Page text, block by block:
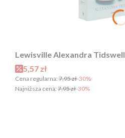
Lewisville Alexandra Tidswell
Cena promocyjna
5,57 zł
Cena regularna: 7,95 zł-30%
Najniższa cena: 7,95 zł-30%